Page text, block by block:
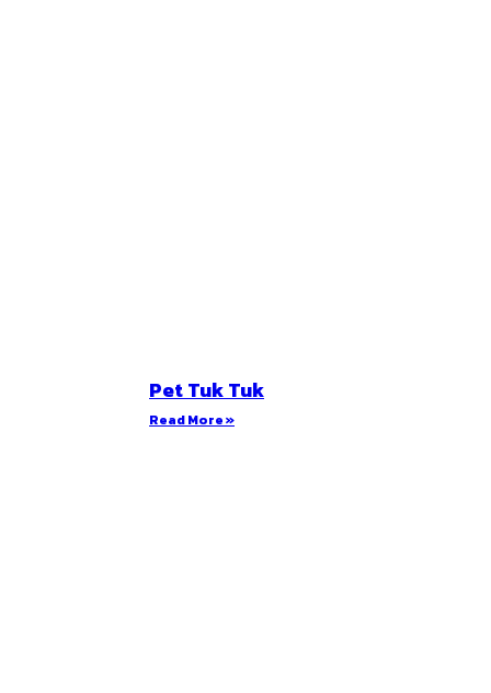
Pet Tuk Tuk
Read More »